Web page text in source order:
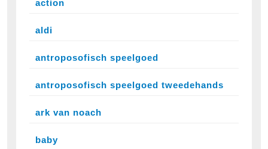
action
aldi
antroposofisch speelgoed
antroposofisch speelgoed tweedehands
ark van noach
baby